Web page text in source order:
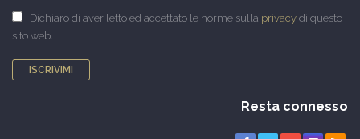
Dichiaro di aver letto ed accettato le norme sulla privacy di questo
sito web.
ISCRIVIMI
Resta connesso